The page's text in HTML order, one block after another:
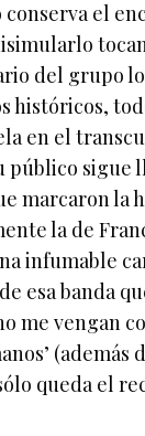
conserva el
del grupo
históricos,
en el
público sigue
marcaron la
la de
infumable
esa banda
me vengan
(además
queda el